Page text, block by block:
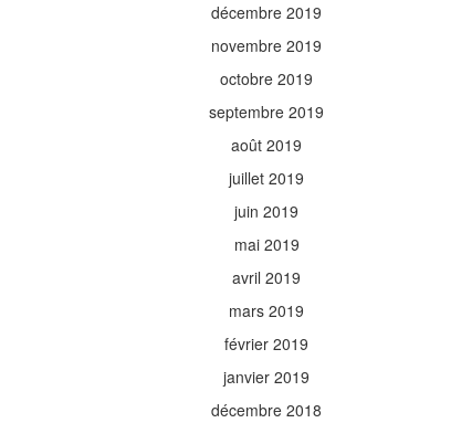
décembre 2019
novembre 2019
octobre 2019
septembre 2019
août 2019
juillet 2019
juin 2019
mai 2019
avril 2019
mars 2019
février 2019
janvier 2019
décembre 2018